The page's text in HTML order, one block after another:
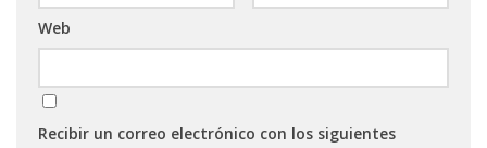
Web
Recibir un correo electrónico con los siguientes